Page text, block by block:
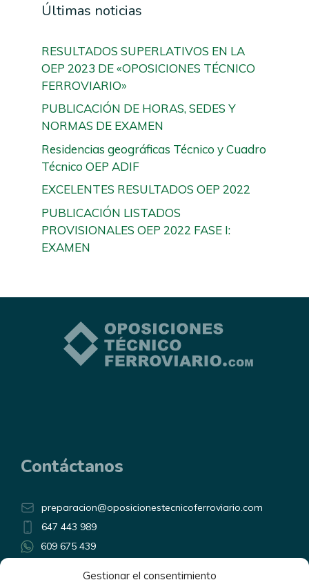
Gestionar el consentimiento
Últimas noticias
RESULTADOS SUPERLATIVOS EN LA
OEP 2023 DE «OPOSICIONES TÉCNICO
FERROVIARIO»
PUBLICACIÓN DE HORAS, SEDES Y
NORMAS DE EXAMEN
Residencias geográficas Técnico y Cuadro
Técnico OEP ADIF
EXCELENTES RESULTADOS OEP 2022
PUBLICACIÓN LISTADOS
PROVISIONALES OEP 2022 FASE I:
EXAMEN
Contáctanos
preparacion@oposicionestecnicoferroviario.com
647 443 989
609 675 439